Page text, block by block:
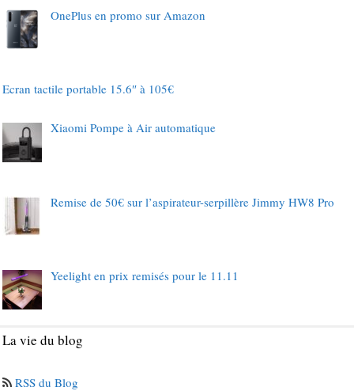
OnePlus en promo sur Amazon
Ecran tactile portable 15.6″ à 105€
Xiaomi Pompe à Air automatique
Remise de 50€ sur l’aspirateur-serpillère Jimmy HW8 Pro
Yeelight en prix remisés pour le 11.11
La vie du blog
RSS du Blog